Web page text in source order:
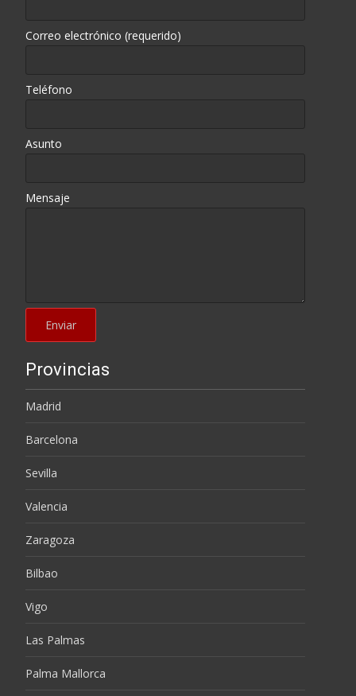
Correo electrónico (requerido)
Teléfono
Asunto
Mensaje
Provincias
Madrid
Barcelona
Sevilla
Valencia
Zaragoza
Bilbao
Vigo
Las Palmas
Palma Mallorca